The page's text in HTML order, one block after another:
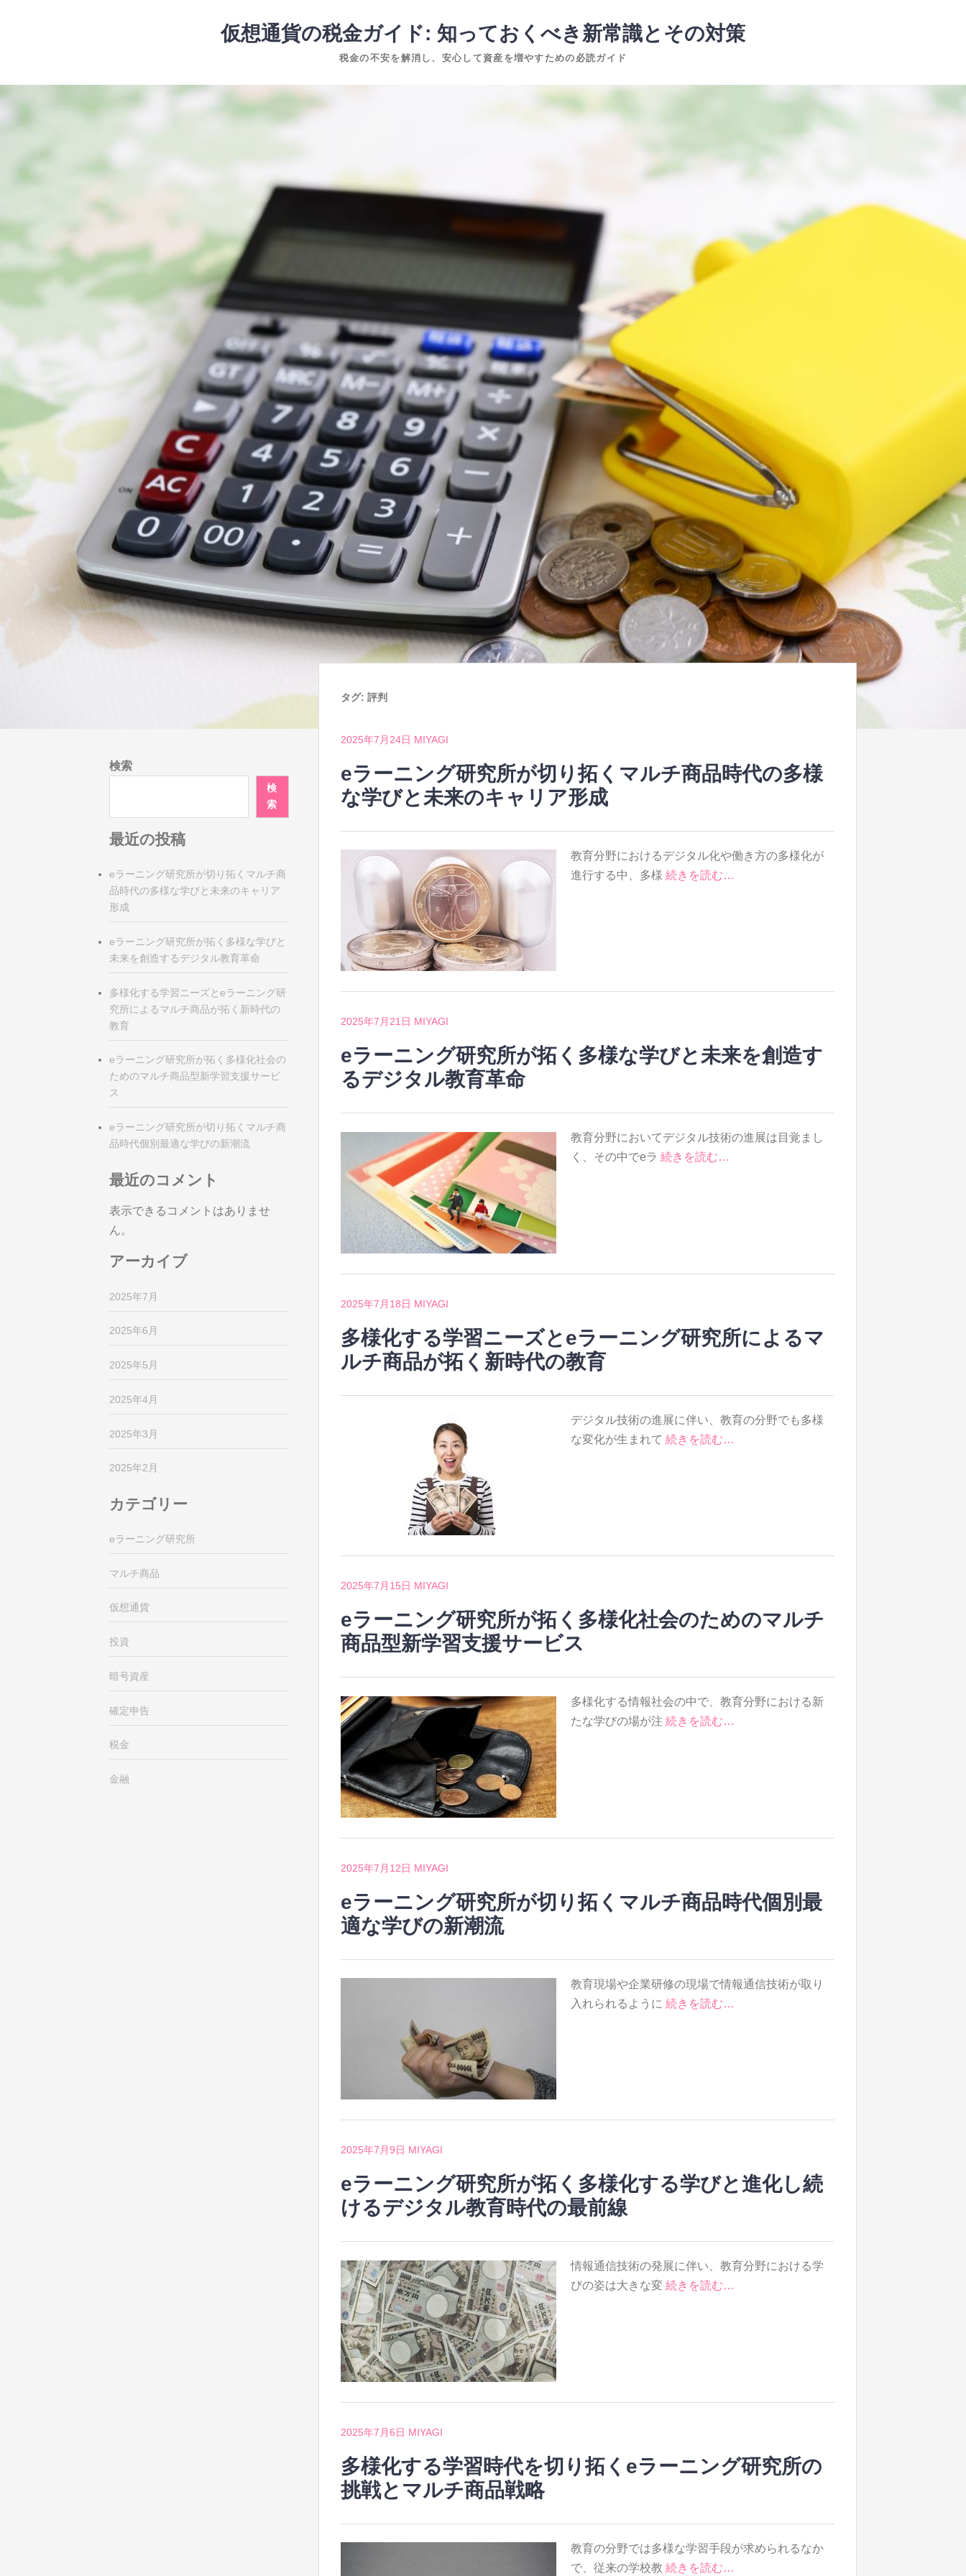
ツ
仮想通貨の税金ガイド: 知っておくべき新常識とその対策
税金の不安を解消し、安心して資産を増やすための必読ガイド
ッ
プ
タグ:評判
2025年7月24日 MIYAGI
eラーニング研究所が切り拓くマルチ商品時代の多様
な学びと未来のキャリア形成
教育分野におけるデジタル化や働き方の多様化が
進行する中、多様続きを読む…
2025年7月21日 MIYAGI
eラーニング研究所が拓く多様な学びと未来を創造す
るデジタル教育革命
教育分野においてデジタル技術の進展は目覚まし
く、その中でeラ続きを読む…
2025年7月18日 MIYAGI
多様化する学習ニーズとeラーニング研究所によるマ
ルチ商品が拓く新時代の教育
デジタル技術の進展に伴い、教育の分野でも多様
な変化が生まれて続きを読む…
2025年7月15日 MIYAGI
eラーニング研究所が拓く多様化社会のためのマルチ
商品型新学習支援サービス
多様化する情報社会の中で、教育分野における新
たな学びの場が注続きを読む…
2025年7月12日 MIYAGI
eラーニング研究所が切り拓くマルチ商品時代個別最
適な学びの新潮流
教育現場や企業研修の現場で情報通信技術が取り
入れられるように続きを読む…
2025年7月9日 MIYAGI
eラーニング研究所が拓く多様化する学びと進化し続
けるデジタル教育時代の最前線
情報通信技術の発展に伴い、教育分野における学
びの姿は大きな変続きを読む…
2025年7月6日 MIYAGI
多様化する学習時代を切り拓くeラーニング研究所の
挑戦とマルチ商品戦略
教育の分野では多様な学習手段が求められるなか
で、従来の学校教続きを読む…
検索
検
索
最近の投稿
eラーニング研究所が切り拓くマルチ商
品時代の多様な学びと未来のキャリア
形成
eラーニング研究所が拓く多様な学びと
未来を創造するデジタル教育革命
多様化する学習ニーズとeラーニング研
究所によるマルチ商品が拓く新時代の
教育
eラーニング研究所が拓く多様化社会の
ためのマルチ商品型新学習支援サービ
ス
eラーニング研究所が切り拓くマルチ商
品時代個別最適な学びの新潮流
最近のコメント
表示できるコメントはありませ
ん。
アーカイブ
2025年7月
2025年6月
2025年5月
2025年4月
2025年3月
2025年2月
カテゴリー
eラーニング研究所
マルチ商品
仮想通貨
投資
暗号資産
確定申告
税金
金融